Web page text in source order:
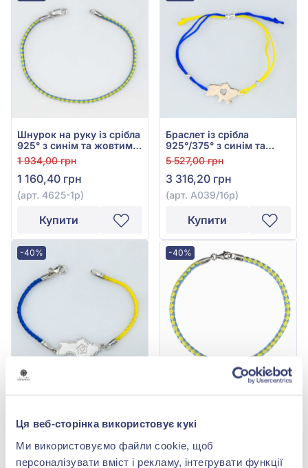
Ця веб-сторінка використовує кукі
Ми використовуємо файли cookie, щоб
персоналізувати вміст і рекламу, інтегрувати функції
Шнурок на руку із срібла
925° з синім та жовтим
текстилем, арт. 4625-1р
1 934,00 грн
1 160,40 грн
(арт. 4625-1р)
Купити
Браслет із срібла
925°/375° з синім та
жовтим шовком, арт.
А039/1бр
5 527,00 грн
3 316,20 грн
(арт. А039/1бр)
Купити
-40%
5 232,00 грн
(арт. 40386-1р)
-40%
2 105,00 грн
(арт. 4626-1р)